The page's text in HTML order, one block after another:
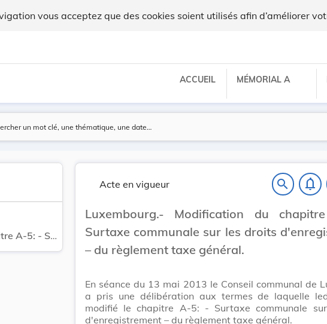
vous acceptez que des cookies soient utilisés afin d’améliorer
ACCUEIL MÉMORIAL A
A207 Modification du chapitre A-5: - Surtaxe communale sur les droits d'enregistrement - du règlement taxe général.
Acte en vigueur search notifications_none
Luxembourg.- Modification du
Surtaxe communale sur les droits
– du règlement taxe général.
En séance du 13 mai 2013 le Conseil communal de
a pris une délibération aux termes de laquelle
modifié le chapitre A-5: - Surtaxe communale
d'enregistrement – du règlement taxe général.